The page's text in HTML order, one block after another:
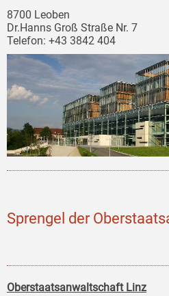
8700 Leoben
Dr.Hanns Groß Straße Nr. 7
Telefon: +43 3842 404
Sprengel der
Oberstaatsanwaltschaft Linz